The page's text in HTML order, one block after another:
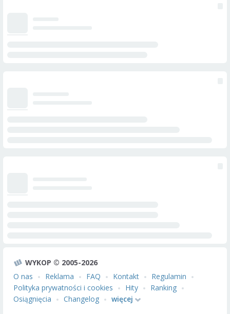
WYKOP © 2005-2026
O nas
Reklama FAQ Kontakt
Regulamin
Polityka prywatności i cookies
Hity
Ranking
Osiągnięcia
Changelog
więcej